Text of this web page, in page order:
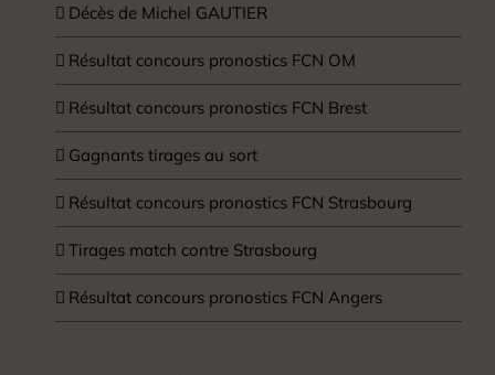
Décès de Michel GAUTIER
Résultat concours pronostics FCN OM
Résultat concours pronostics FCN Brest
Gagnants tirages au sort
Résultat concours pronostics FCN Strasbourg
Tirages match contre Strasbourg
Résultat concours pronostics FCN Angers